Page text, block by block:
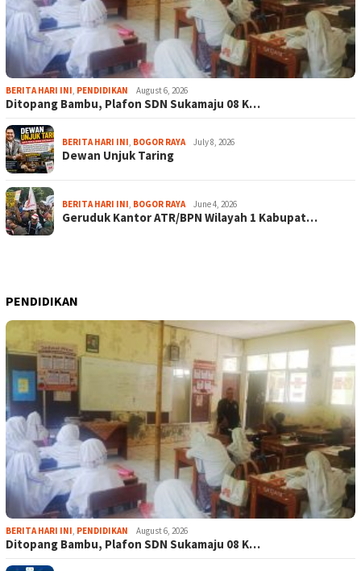
BERITA HARI INI, PENDIDIKAN August 6, 2026
Ditopang Bambu, Plafon SDN Sukamaju 08 K…
BERITA HARI INI, BOGOR RAYA July 8, 2026
Dewan Unjuk Taring
BERITA HARI INI, BOGOR RAYA June 4, 2026
Geruduk Kantor ATR/BPN Wilayah 1 Kabupat…
PENDIDIKAN
BERITA HARI INI, PENDIDIKAN August 6, 2026
Ditopang Bambu, Plafon SDN Sukamaju 08 K…